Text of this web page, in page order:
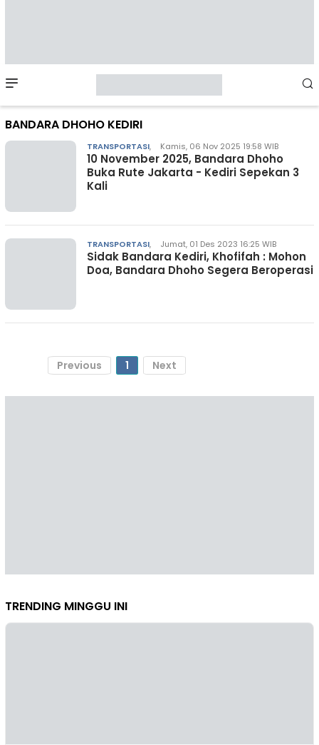
Menu
BANDARA DHOHO KEDIRI
TRANSPORTASI, Kamis, 06 Nov 2025 19:58 WIB
10 November 2025, Bandara Dhoho
Buka Rute Jakarta - Kediri Sepekan 3
Kali
TRANSPORTASI, Jumat, 01 Des 2023 16:25 WIB
Sidak Bandara Kediri, Khofifah : Mohon
Doa, Bandara Dhoho Segera Beroperasi
Previous 1 Next
TRENDING MINGGU INI